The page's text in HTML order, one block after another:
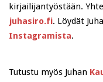
kirjailijantyöstään.
juhasiro.fi. Löydät
Instagramista.
Tutustu myös Juhan